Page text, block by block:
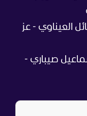
العيناوي - عز
صيباري -